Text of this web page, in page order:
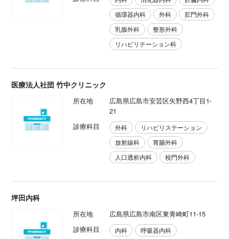
循環器内科
外科
肛門外科
乳腺外科
整形外科
リハビリテーション科
医療法人社団 竹中クリニック
所在地
広島県広島市安芸区矢野西4丁目1-
21
診療科目
外科
リハビリステーション
放射線科
胃腸外科
人口透析内科
校門外科
坪田内科
所在地
広島県広島市南区東青崎町11-15
診療科目
内科
呼吸器内科